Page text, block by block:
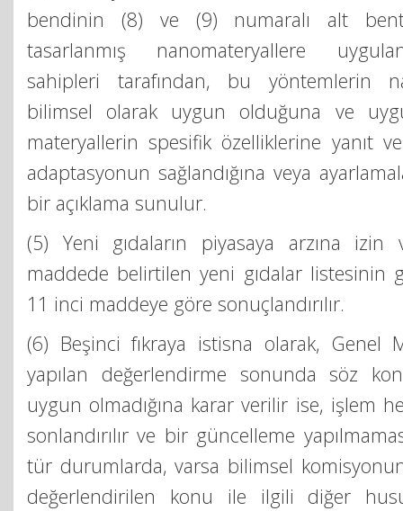
bendinin (8) ve (9) numaralı alt
tasarlanmış nanomateryallere
sahipleri tarafından, bu yöntemlerin
bilimsel olarak uygun olduğuna ve
materyallerin spesifik özelliklerine yanıt
adaptasyonun sağlandığına veya
bir açıklama sunulur.
(5) Yeni gıdaların piyasaya arzına
maddede belirtilen yeni gıdalar listesinin
11 inci maddeye göre sonuçlandırılır.
(6) Beşinci fıkraya istisna olarak, Genel
yapılan değerlendirme sonunda söz
uygun olmadığına karar verilir ise, işlem
sonlandırılır ve bir güncelleme
tür durumlarda, varsa bilimsel
değerlendirilen konu ile ilgili diğer